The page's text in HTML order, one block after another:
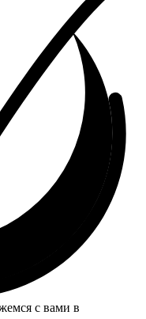
с вами в